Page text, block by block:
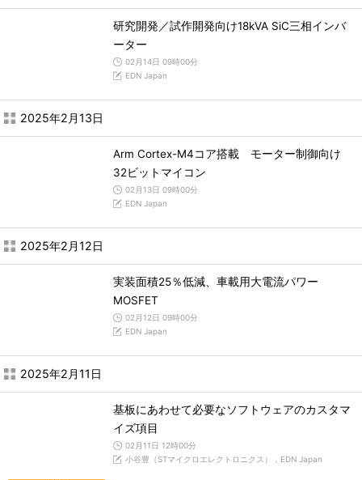
研究開発／試作開発向け18kVA SiC三相インバ
ーター
02月14日 09時00分
EDN Japan
2025年2月13日
Arm Cortex-M4コア搭載 モーター制御向け
32ビットマイコン
02月13日 09時00分
EDN Japan
2025年2月12日
実装面積25％低減、車載用大電流パワー
MOSFET
02月12日 09時00分
EDN Japan
2025年2月11日
基板にあわせて必要なソフトウェアのカスタマ
イズ項目
02月11日 12時00分
小谷豊（STマイクロエレクトロニクス），EDN Japan